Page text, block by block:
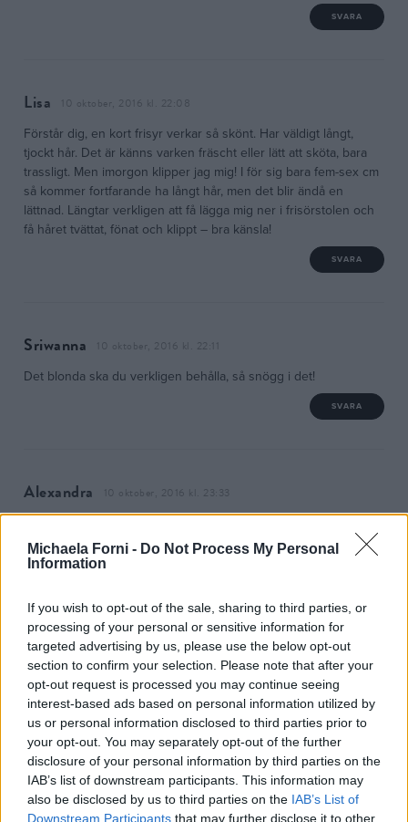
Michaela Forni - Do Not Process My Personal
Information
If you wish to opt-out of the sale, sharing to third parties, or
processing of your personal or sensitive information for
targeted advertising by us, please use the below opt-out
section to confirm your selection. Please note that after your
opt-out request is processed you may continue seeing
interest-based ads based on personal information utilized by
us or personal information disclosed to third parties prior to
your opt-out. You may separately opt-out of the further
disclosure of your personal information by third parties on the
IAB’s list of downstream participants. This information may
also be disclosed by us to third parties on the IAB’s List of
Downstream Participants that may further disclose it to other
SVARA
Lisa 10 oktober, 2016 kl. 22:08
Förstår dig, en kort frisyr verkar så skönt. Har väldigt långt,
tjockt hår. Det är känns varken fräscht eller lätt att sköta, bara
trassligt. Men imorgon klipper jag mig! I för sig bara fem-sex cm
så kommer fortfarande ha långt hår, men det blir ändå en
lättnad. Längtar verkligen att få lägga mig ner i frisörstolen och
få håret tvättat, fönat och klippt – bra känsla!
SVARA
Sriwanna 10 oktober, 2016 kl. 22:11
Det blonda ska du verkligen behålla, så snögg i det!
SVARA
Alexandra 10 oktober, 2016 kl. 23:33
vecka 😀 <3
ANNAWII 11 oktober, 2016 kl. 05:22
Gillade verkligen den slarviga uppsättningen!
SVARA
A 11 oktober, 2016 kl. 07:11